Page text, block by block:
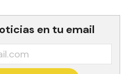
en tu email